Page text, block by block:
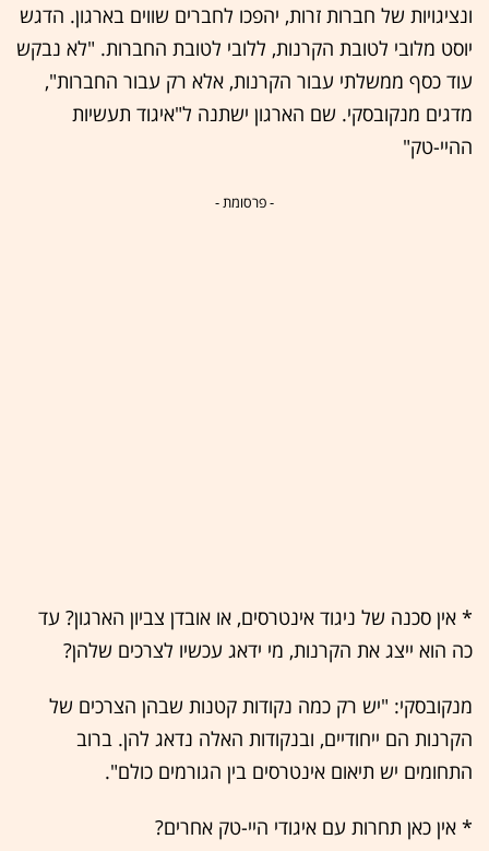
ונציגויות של חברות זרות, יהפכו לחברים שווים בארגון. הדגש
יוסט מלובי לטובת הקרנות, ללובי לטובת החברות. "לא נבקש
עוד כסף ממשלתי עבור הקרנות, אלא רק עבור החברות",
מדגים מנקובסקי. שם הארגון ישתנה ל"איגוד תעשיות
ההיי-טק"
- פרסומת -
* אין סכנה של ניגוד אינטרסים, או אובדן צביון הארגון? עד
כה הוא ייצג את הקרנות, מי ידאג עכשיו לצרכים שלהן?
מנקובסקי: "יש רק כמה נקודות קטנות שבהן הצרכים של
הקרנות הם ייחודיים, ובנקודות האלה נדאג להן. ברוב
התחומים יש תיאום אינטרסים בין הגורמים כולם".
* אין כאן תחרות עם איגודי היי-טק אחרים?